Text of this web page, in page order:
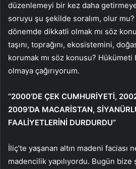
düzenlemeyi bir kez daha
soruyu şu şekilde soralım, olur mu?
dönemde dikkatli olmak mı söz
taşını, toprağını, ekosistemini,
korumak mı söz konusu? Hükümeti
olmaya çağırıyorum.
“2000’DE ÇEK CUMHURİYETİ,
2009’DA MACARİSTAN,
FAALİYETLERİNİ DURDURDU”
İliç’te yaşanan altın madeni faciası
madencilik yapılıyordu. Bugün